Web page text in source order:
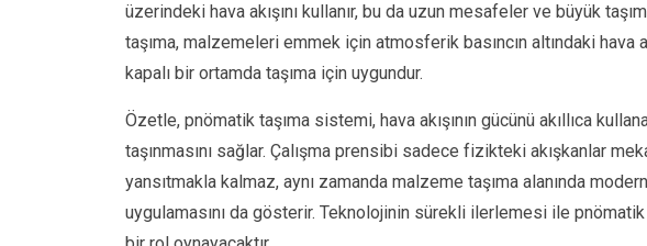
üzerindeki hava akışını kullanır, bu da uzun mesafeler ve büyük
taşıma, malzemeleri emmek için atmosferik basıncın altındaki hava
kapalı bir ortamda taşıma için uygundur.
Özetle, pnömatik taşıma sistemi, hava akışının gücünü akıllıca
taşınmasını sağlar. Çalışma prensibi sadece fizikteki akışkanlar
yansıtmakla kalmaz, aynı zamanda malzeme taşıma alanında
uygulamasını da gösterir. Teknolojinin sürekli ilerlemesi ile